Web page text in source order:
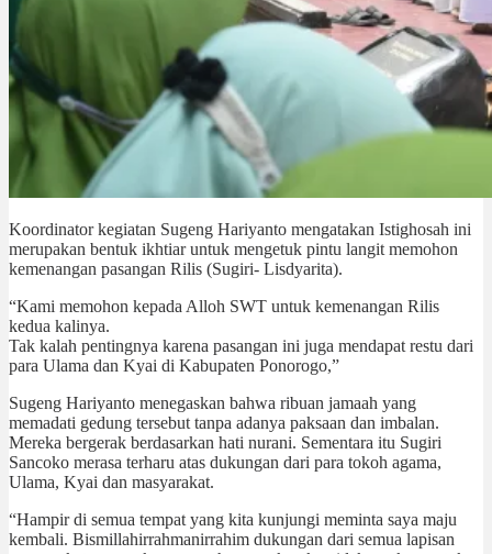
Koordinator kegiatan Sugeng Hariyanto mengatakan Istighosah ini
merupakan bentuk ikhtiar untuk mengetuk pintu langit memohon
kemenangan pasangan Rilis (Sugiri- Lisdyarita).
“Kami memohon kepada Alloh SWT untuk kemenangan Rilis
kedua kalinya.
Tak kalah pentingnya karena pasangan ini juga mendapat restu dari
para Ulama dan Kyai di Kabupaten Ponorogo,”
Sugeng Hariyanto menegaskan bahwa ribuan jamaah yang
memadati gedung tersebut tanpa adanya paksaan dan imbalan.
Mereka bergerak berdasarkan hati nurani. Sementara itu Sugiri
Sancoko merasa terharu atas dukungan dari para tokoh agama,
Ulama, Kyai dan masyarakat.
“Hampir di semua tempat yang kita kunjungi meminta saya maju
kembali. Bismillahirrahmanirrahim dukungan dari semua lapisan